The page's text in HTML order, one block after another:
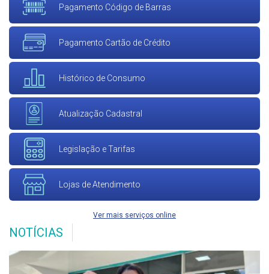
Pagamento Código de Barras
Pagamento Cartão de Crédito
Histórico de Consumo
Atualização Cadastral
Legislação e Tarifas
Lojas de Atendimento
Ver mais serviços online
NOTÍCIAS